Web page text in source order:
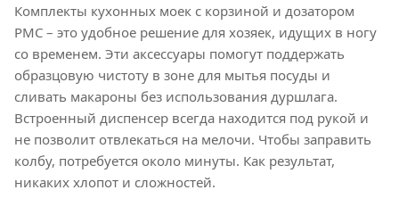
Комплекты кухонных моек с корзиной и дозатором
РМС – это удобное решение для хозяек, идущих в ногу
со временем. Эти аксессуары помогут поддержать
образцовую чистоту в зоне для мытья посуды и
сливать макароны без использования дуршлага.
Встроенный диспенсер всегда находится под рукой и
не позволит отвлекаться на мелочи. Чтобы заправить
колбу, потребуется около минуты. Как результат,
никаких хлопот и сложностей.